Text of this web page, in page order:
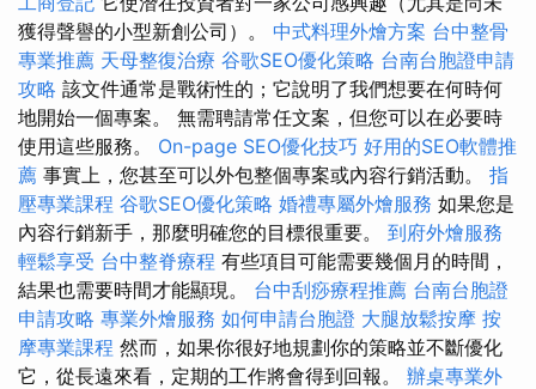
獲得聲譽的小型新創公司）。 中式料理外燴方案 台中整骨
專業推薦 天母整復治療 谷歌SEO優化策略 台南台胞證申請
攻略 該文件通常是戰術性的；它說明了我們想要在何時何
地開始一個專案。 無需聘請常任文案，但您可以在必要時
使用這些服務。 On-page SEO優化技巧 好用的SEO軟體推
薦 事實上，您甚至可以外包整個專案或內容行銷活動。 指
壓專業課程 谷歌SEO優化策略 婚禮專屬外燴服務 如果您是
內容行銷新手，那麼明確您的目標很重要。 到府外燴服務
輕鬆享受 台中整脊療程 有些項目可能需要幾個月的時間，
結果也需要時間才能顯現。 台中刮痧療程推薦 台南台胞證
申請攻略 專業外燴服務 如何申請台胞證 大腿放鬆按摩 按
摩專業課程 然而，如果你很好地規劃你的策略並不斷優化
它，從長遠來看，定期的工作將會得到回報。 辦桌專業外